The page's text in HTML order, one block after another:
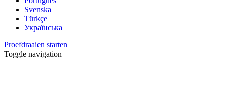
Svenska
Türkçe
Українська
Proefdraaien starten
Toggle navigation